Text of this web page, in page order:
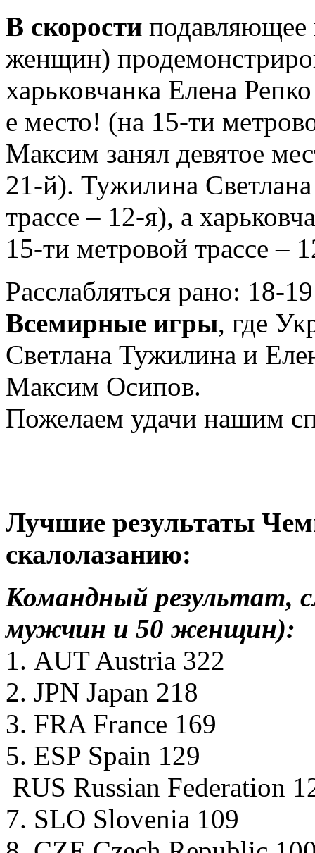
В скорости подавляющее
женщин)
харьковчанка Елена
е место! (на 15-ти
Максим занял девятое
21-й). Тужилина
трассе – 12-я), а
15-ти метровой трассе –
Расслабляться рано: 18-
Всемирные игры, где
Светлана Тужилина и
Максим Осипов.
Пожелаем удачи нашим
Лучшие результаты
скалолазанию:
Командный результат,
мужчин и 50 женщин):
1. AUT Austria 322
2. JPN Japan 218
3. FRA France 169
5. ESP Spain 129
RUS Russian Federation
7. SLO Slovenia 109